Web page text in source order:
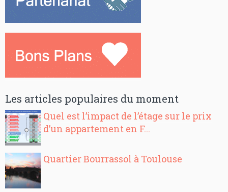
Les articles populaires du moment
Quel est l’impact de l’étage sur le prix
d’un appartement en F...
Quartier Bourrassol à Toulouse